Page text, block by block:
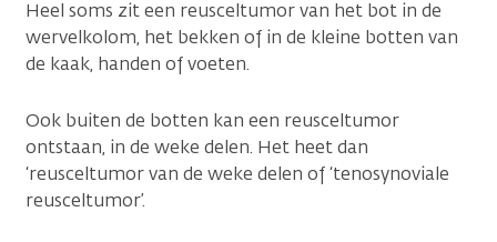
Heel soms zit een reusceltumor van het bot in de
wervelkolom, het bekken of in de kleine botten van
de kaak, handen of voeten.
Ook buiten de botten kan een reusceltumor
ontstaan, in de weke delen. Het heet dan
‘reusceltumor van de weke delen of ‘tenosynoviale
reusceltumor’.